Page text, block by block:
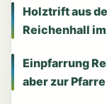
Holztrift aus
Reichenhall
Einpfarrung
aber zur